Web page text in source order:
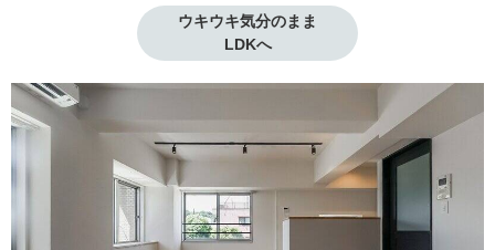
ウキウキ気分のまま
LDKへ